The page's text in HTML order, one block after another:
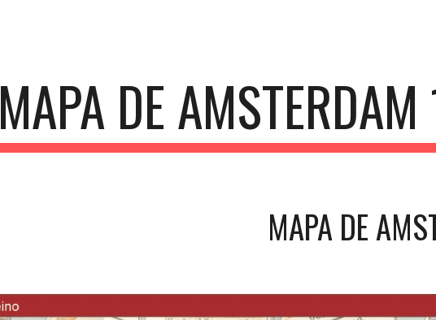
MAPA DE
MAPA DE